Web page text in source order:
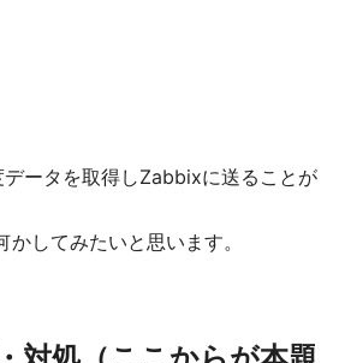
ータを取得しZabbixに送ることが
してみたいと思います。